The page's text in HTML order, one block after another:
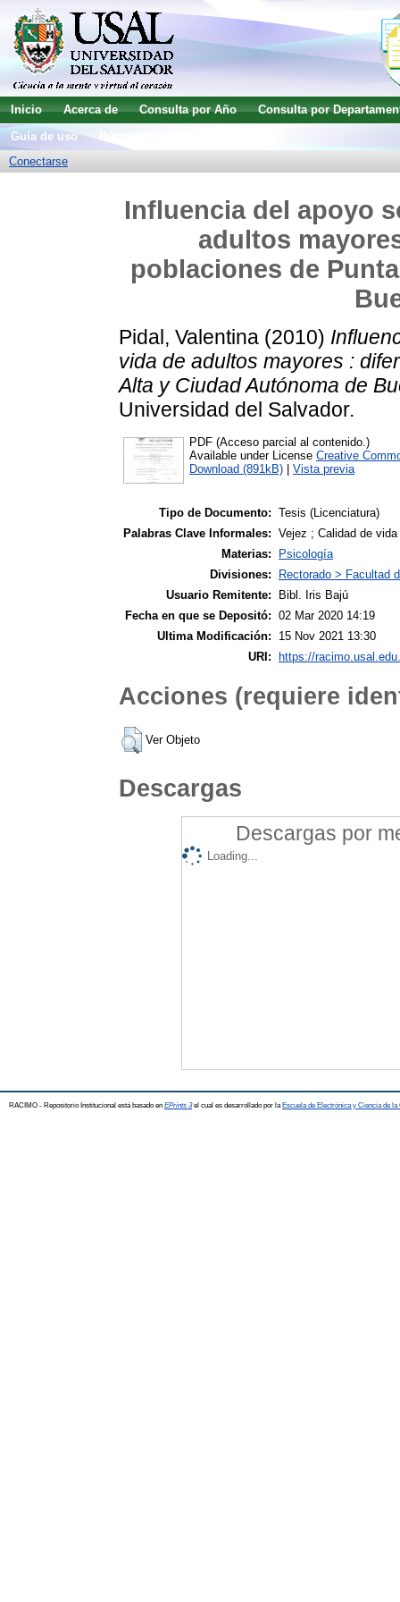
Inicio Acerca de Consulta por Año
Consulta por
Guía de uso
Conectarse
Influencia del apoyo
adultos
poblaciones de
Pidal, Valentina (2010)
vida de adultos mayores :
Alta y Ciudad Autónoma de
Universidad del Salvador.
PDF (Acceso parcial al contenido.)
Available under License Creative
Download (891kB)
Vista previa
Tipo de Documento: Tesis (Licenciatura)
Palabras Clave Informales: Vejez ; Calidad de
Materias:
Psicología
Divisiones:
Rectorado > Facultad
Usuario Remitente:
Bibl. Iris Bajú
Fecha en que se Depositó: 02 Mar 2020 14:19
Ultima Modificación:
15 Nov 2021 13:30
URI:
https://
Acciones (requiere
Ver Objeto
Descargas
Descargas por
Loading...
RACIMO - Repositorio Institucional está basado en EPrints 3el cual es desarrollado por la Escuela de Electrónica y Ciencia de la